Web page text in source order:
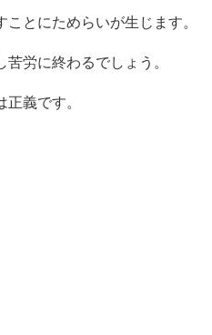
とにためらいが生じます。
労に終わるでしょう。
義です。